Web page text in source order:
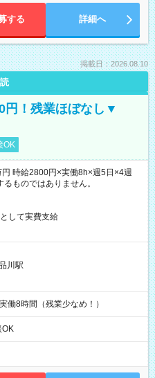
する 詳細へ
掲載日：2026.08.10
円！残業ほぼなし▼
OK
時給2800円×実働8h×週5日×4週
ものではありません。
して実費支給
川駅
働8時間（残業少なめ！）